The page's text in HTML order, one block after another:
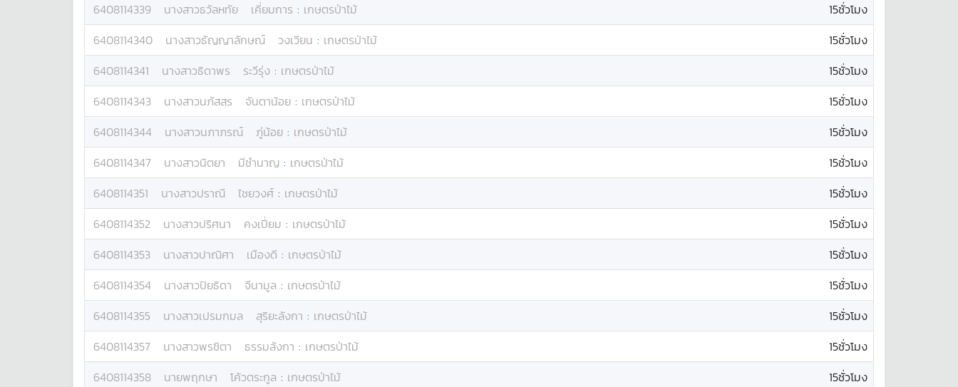
6408114339
นางสาวธวัลหทัย เคี่ยมการ : เกษตรป่าไม้
15ชั่วโมง
6408114340
นางสาวธัญญาลักษณ์ วงเวียน : เกษตรป่าไม้
15ชั่วโมง
6408114341
นางสาวธิดาพร ระวีรุ่ง : เกษตรป่าไม้
15ชั่วโมง
6408114343
นางสาวนภัสสร จันตาน้อย : เกษตรป่าไม้
15ชั่วโมง
6408114344
นางสาวนภาภรณ์ ภู่น้อย : เกษตรป่าไม้
15ชั่วโมง
6408114347
นางสาวนิตยา มีชำนาญ : เกษตรป่าไม้
15ชั่วโมง
6408114351
นางสาวปราณี ไชยวงศ์ : เกษตรป่าไม้
15ชั่วโมง
6408114352
นางสาวปริศนา คงเปี่ยม : เกษตรป่าไม้
15ชั่วโมง
6408114353
นางสาวปาณิศา เมืองดี : เกษตรป่าไม้
15ชั่วโมง
6408114354
นางสาวปิยธิดา จีนามูล : เกษตรป่าไม้
15ชั่วโมง
6408114355
นางสาวเปรมกมล สุริยะลังกา : เกษตรป่าไม้
15ชั่วโมง
6408114357
นางสาวพรชิตา ธรรมลังกา : เกษตรป่าไม้
15ชั่วโมง
6408114358
นายพฤกษา โค้วตระกูล : เกษตรป่าไม้
15ชั่วโมง